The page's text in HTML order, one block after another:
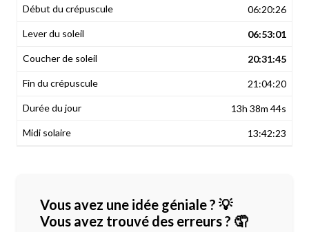
06:20:26
06:53:01
20:31:45
21:04:20
13h 38m 44s
13:42:23
Vous avez une idée géniale ? 💡
Vous avez trouvé des erreurs ? 🤦